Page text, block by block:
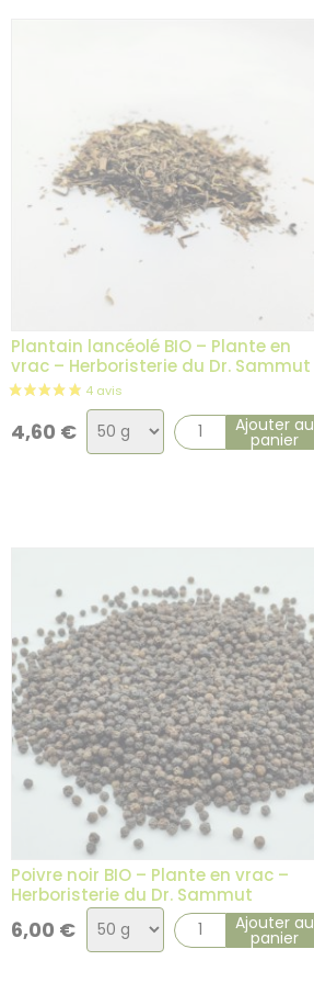
Plantain lancéolé BIO – Plante en
vrac – Herboristerie du Dr. Sammut
4,60 €
Choix
de
Ajouter au
panier
Poivre noir BIO – Plante en vrac –
Herboristerie du Dr. Sammut
6,00 €
Choix
de
Ajouter au
panier